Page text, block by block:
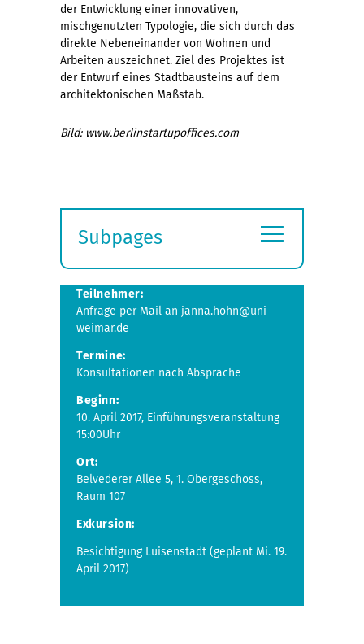
der Entwicklung einer innovativen,
mischgenutzten Typologie, die sich durch das
direkte Nebeneinander von Wohnen und
Arbeiten auszeichnet. Ziel des Projektes ist
der Entwurf eines Stadtbausteins auf dem
architektonischen Maßstab.
Bild: www.berlinstartupoffices.com
Subpages
submenu
≡
Teilnehmer:
Anfrage per Mail an janna.hohn@uni-
weimar.de
Termine:
Konsultationen nach Absprache
Beginn:
10. April 2017, Einführungsveranstaltung
15:00Uhr
Ort:
Belvederer Allee 5, 1. Obergeschoss,
Raum 107
Exkursion:
Besichtigung Luisenstadt (geplant Mi. 19.
April 2017)